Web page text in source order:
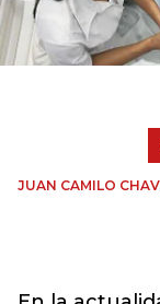
JUAN CAMILO